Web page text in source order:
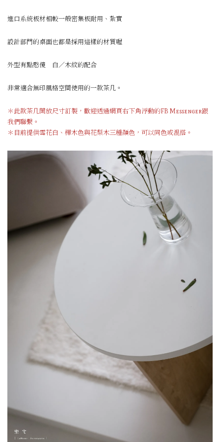
進口系統板材相較一般密集板耐用、紮實
設計部門的桌面也都是採用這樣的材質喔
外型有點憨傻 白／木紋的配合
非常適合無印風格空間使用的一款茶几。
＊此款茶几開放尺寸訂製，歡迎透過網頁右下角浮動的FB Messenger跟
我們聯繫。
＊目前提供雪花白、樺木色與花梨木三種顏色，可以同色或混搭。